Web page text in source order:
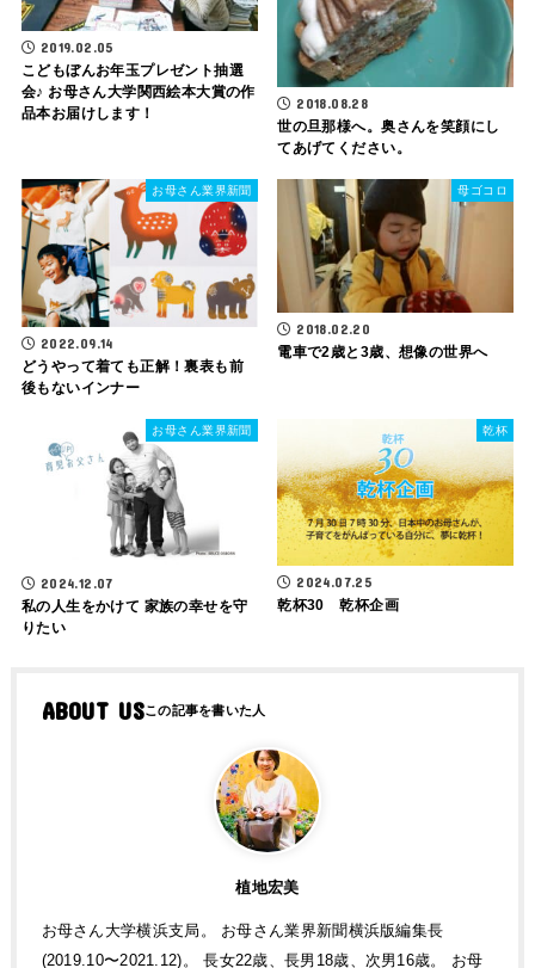
2019.02.05
こどもぼんお年玉プレゼント抽選
会♪ お母さん大学関西絵本大賞の作
品本お届けします！
2018.08.28
世の旦那様へ。奥さんを笑顔にし
てあげてください。
お母さん業界新聞
2022.09.14
どうやって着ても正解！裏表も前
後もないインナー
母ゴコロ
2018.02.20
電車で2歳と3歳、想像の世界へ
お母さん業界新聞
2024.12.07
私の人生をかけて 家族の幸せを守
りたい
乾杯
2024.07.25
乾杯30 乾杯企画
ABOUT US
植地宏美
お母さん大学横浜支局。 お母さん業界新聞横浜版編集長
(2019.10〜2021.12)。 長女22歳、長男18歳、次男16歳。 お母